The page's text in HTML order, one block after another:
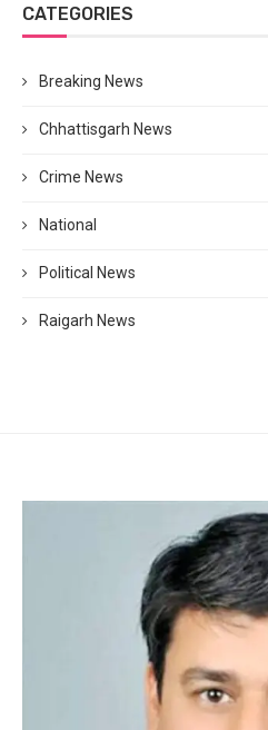
CATEGORIES
Breaking News
Chhattisgarh News
Crime News
National
Political News
Raigarh News